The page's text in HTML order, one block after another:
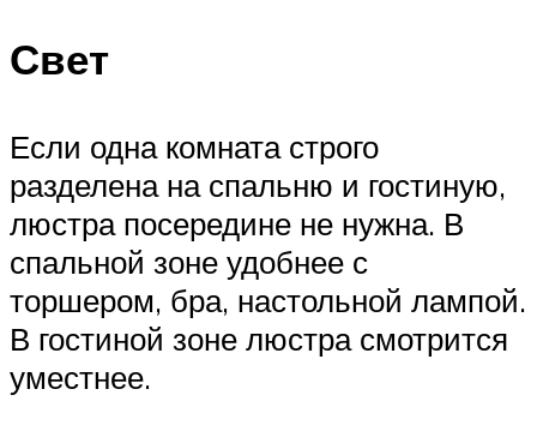
Свет
Если одна комната строго
разделена на спальню и гостиную,
люстра посередине не нужна. В
спальной зоне удобнее с
торшером, бра, настольной лампой.
В гостиной зоне люстра смотрится
уместнее.